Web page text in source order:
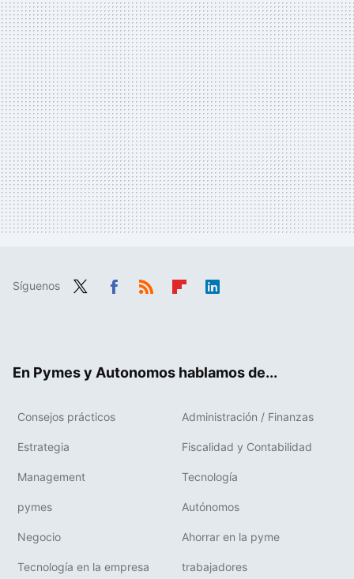
Síguenos
En Pymes y Autonomos hablamos de...
Consejos prácticos Administración / Finanzas
Estrategia Fiscalidad y Contabilidad
Management Tecnología
pymes Autónomos
Negocio Ahorrar en la pyme
Tecnología en la empresa trabajadores